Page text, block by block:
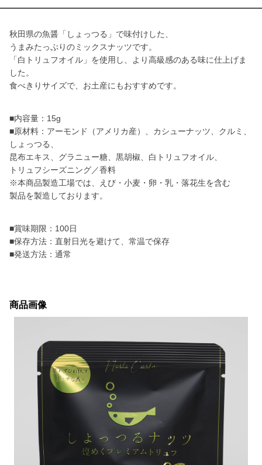
秋田県の魚醤「しょっつる」で味付けした、
うまみたっぷりのミックスナッツです。
「白トリュフオイル」を使用し、より高級感のある味に仕上げま
した。
食べきりサイズで、お土産にもおすすめです。
■内容量：15g
■原材料：アーモンド（アメリカ産）、カシューナッツ、クルミ、
しょっつる、
昆布エキス、グラニュー糖、黒胡椒、白トリュフオイル、
トリュフシーズニング／香料
※本商品製造工場では、えび・小麦・卵・乳・落花生を含む
製品を製造しております。
■賞味期限：100日
■保存方法：直射日光を避けて、常温で保存
■発送方法：通常
商品画像